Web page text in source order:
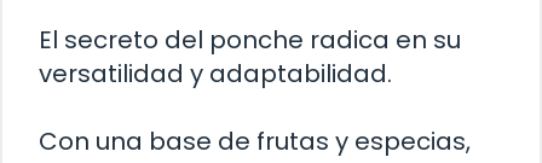
El secreto del ponche radica en su
versatilidad y adaptabilidad.
Con una base de frutas y especias,